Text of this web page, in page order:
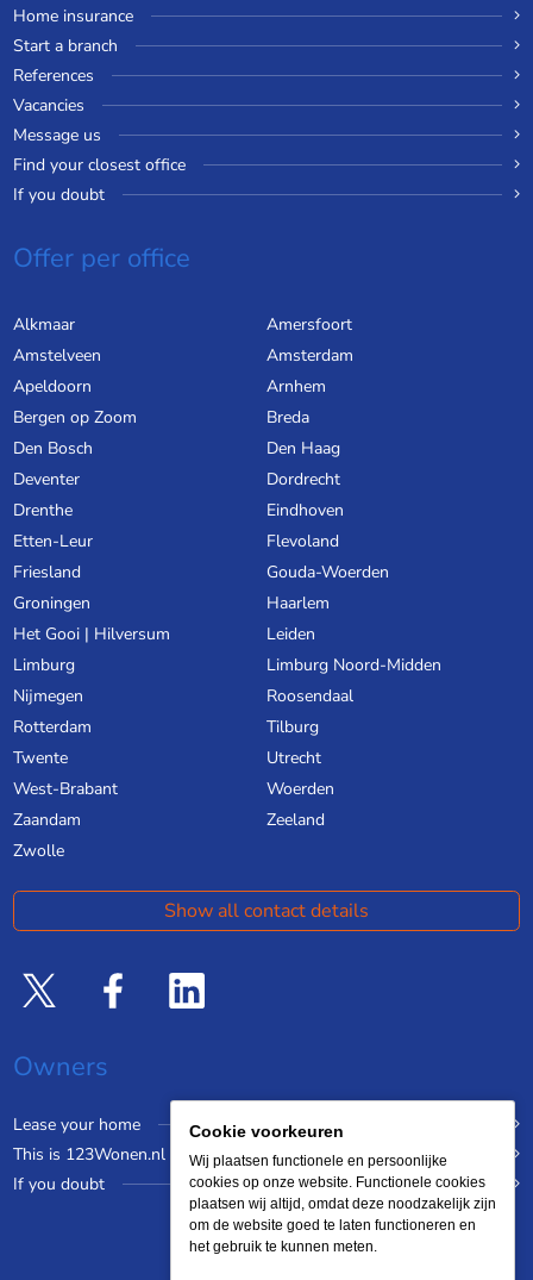
Home insurance
Start a branch
References
Vacancies
Message us
Find your closest office
If you doubt
Offer per office
Alkmaar
Amersfoort
Amstelveen
Amsterdam
Apeldoorn
Arnhem
Bergen op Zoom
Breda
Den Bosch
Den Haag
Deventer
Dordrecht
Drenthe
Eindhoven
Etten-Leur
Flevoland
Friesland
Gouda-Woerden
Groningen
Haarlem
Het Gooi | Hilversum
Leiden
Limburg
Limburg Noord-Midden
Nijmegen
Roosendaal
Rotterdam
Tilburg
Twente
Utrecht
West-Brabant
Woerden
Zaandam
Zeeland
Zwolle
Show all contact details
Owners
Lease your home
This is 123Wonen.nl
If you doubt
Cookie voorkeuren
Wij plaatsen functionele en persoonlijke
cookies op onze website. Functionele cookies
plaatsen wij altijd, omdat deze noodzakelijk zijn
om de website goed te laten functioneren en
het gebruik te kunnen meten.